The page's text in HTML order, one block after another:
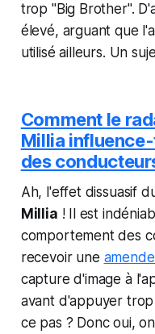
trop "Big Brother".
élevé, arguant que
utilisé ailleurs. Un
Comment le
Millia
des
Ah, l'effet dissuasif
Millia ! Il est
comportement des
recevoir une
capture d'image à
avant d'appuyer
ce pas ? Donc oui,